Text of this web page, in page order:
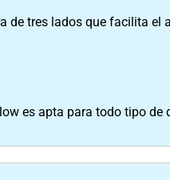
de tres lados que facilita
es apta para todo tipo